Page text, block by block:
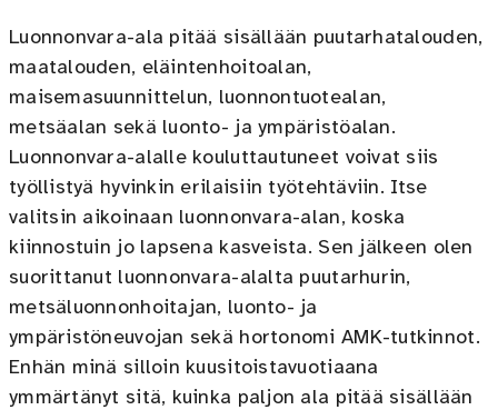
Luonnonvara-ala pitää sisällään puutarhatalouden,
maatalouden, eläintenhoitoalan,
maisemasuunnittelun, luonnontuotealan,
metsäalan sekä luonto- ja ympäristöalan.
Luonnonvara-alalle kouluttautuneet voivat siis
työllistyä hyvinkin erilaisiin työtehtäviin. Itse
valitsin aikoinaan luonnonvara-alan, koska
kiinnostuin jo lapsena kasveista. Sen jälkeen olen
suorittanut luonnonvara-alalta puutarhurin,
metsäluonnonhoitajan, luonto- ja
ympäristöneuvojan sekä hortonomi AMK-tutkinnot.
Enhän minä silloin kuusitoistavuotiaana
ymmärtänyt sitä, kuinka paljon ala pitää sisällään